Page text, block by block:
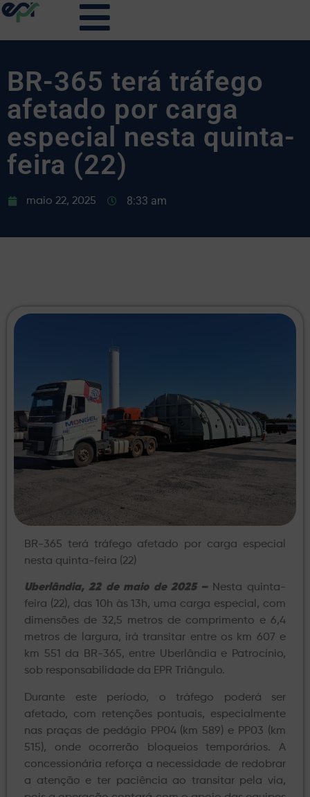
BR-365 terá tráfego
afetado por carga
especial nesta quinta-
feira (22)
maio 22, 2025 8:33 am
BR-365 terá tráfego afetado por carga especial
nesta quinta-feira (22)
Uberlândia, 22 de maio de 2025 – Nesta quinta-
feira (22), das 10h às 13h, uma carga especial, com
dimensões de 32,5 metros de comprimento e 6,4
metros de largura, irá transitar entre os km 607 e
km 551 da BR-365, entre Uberlândia e Patrocínio,
sob responsabilidade da EPR Triângulo.
Durante este período, o tráfego poderá ser
afetado, com retenções pontuais, especialmente
nas praças de pedágio PP04 (km 589) e PP03 (km
515), onde ocorrerão bloqueios temporários. A
concessionária reforça a necessidade de redobrar
a atenção e ter paciência ao transitar pela via,